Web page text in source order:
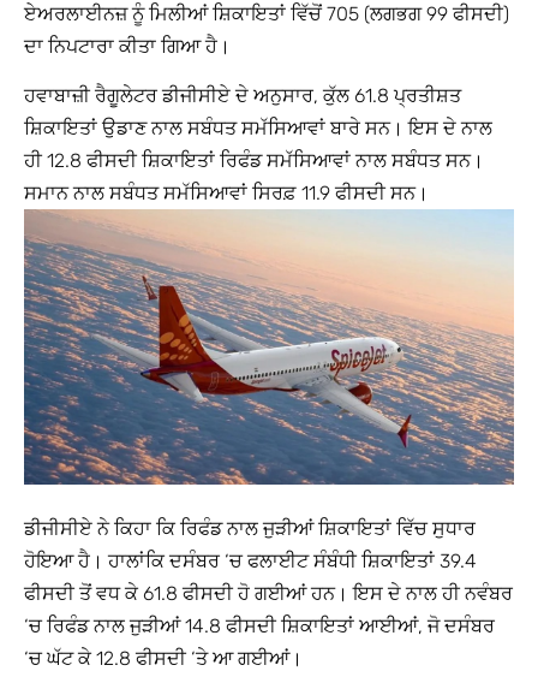
ਏਅਰਲਾਈਨਜ਼ ਨੂੰ ਮਿਲੀਆਂ ਸ਼ਿਕਾਇਤਾਂ ਵਿੱਚੋਂ 705 (ਲਗਭਗ 99 ਫੀਸਦੀ)
ਦਾ ਨਿਪਟਾਰਾ ਕੀਤਾ ਗਿਆ ਹੈ।
ਹਵਾਬਾਜ਼ੀ ਰੈਗੂਲੇਟਰ ਡੀਜੀਸੀਏ ਦੇ ਅਨੁਸਾਰ, ਕੁੱਲ 61.8 ਪ੍ਰਤੀਸ਼ਤ
ਸ਼ਿਕਾਇਤਾਂ ਉਡਾਣ ਨਾਲ ਸਬੰਧਤ ਸਮੱਸਿਆਵਾਂ ਬਾਰੇ ਸਨ। ਇਸ ਦੇ ਨਾਲ
ਹੀ 12.8 ਫੀਸਦੀ ਸ਼ਿਕਾਇਤਾਂ ਰਿਫੰਡ ਸਮੱਸਿਆਵਾਂ ਨਾਲ ਸਬੰਧਤ ਸਨ।
ਸਮਾਨ ਨਾਲ ਸਬੰਧਤ ਸਮੱਸਿਆਵਾਂ ਸਿਰਫ਼ 11.9 ਫੀਸਦੀ ਸਨ।
ਡੀਜੀਸੀਏ ਨੇ ਕਿਹਾ ਕਿ ਰਿਫੰਡ ਨਾਲ ਜੁੜੀਆਂ ਸ਼ਿਕਾਇਤਾਂ ਵਿੱਚ ਸੁਧਾਰ
ਹੋਇਆ ਹੈ। ਹਾਲਾਂਕਿ ਦਸੰਬਰ ‘ਚ ਫਲਾਈਟ ਸੰਬੰਧੀ ਸ਼ਿਕਾਇਤਾਂ 39.4
ਫੀਸਦੀ ਤੋਂ ਵਧ ਕੇ 61.8 ਫੀਸਦੀ ਹੋ ਗਈਆਂ ਹਨ। ਇਸ ਦੇ ਨਾਲ ਹੀ ਨਵੰਬਰ
‘ਚ ਰਿਫੰਡ ਨਾਲ ਜੁੜੀਆਂ 14.8 ਫੀਸਦੀ ਸ਼ਿਕਾਇਤਾਂ ਆਈਆਂ, ਜੋ ਦਸੰਬਰ
‘ਚ ਘੱਟ ਕੇ 12.8 ਫੀਸਦੀ ‘ਤੇ ਆ ਗਈਆਂ।